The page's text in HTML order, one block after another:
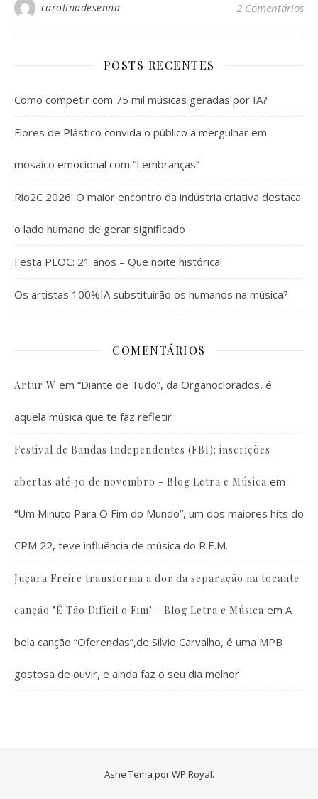
carolinadesenna 2 Comentários
POSTS RECENTES
Como competir com 75 mil músicas geradas por IA?
Flores de Plástico convida o público a mergulhar em
mosaico emocional com “Lembranças”
Rio2C 2026: O maior encontro da indústria criativa destaca
o lado humano de gerar significado
Festa PLOC: 21 anos – Que noite histórica!
Os artistas 100%IA substituirão os humanos na música?
COMENTÁRIOS
Artur W em “Diante de Tudo”, da Organoclorados, é
aquela música que te faz refletir
Festival de Bandas Independentes (FBI): inscrições
abertas até 30 de novembro - Blog Letra e Música em
“Um Minuto Para O Fim do Mundo”, um dos maiores hits do
CPM 22, teve influência de música do R.E.M.
Juçara Freire transforma a dor da separação na tocante
canção "É Tão Difícil o Fim" - Blog Letra e Música em A
bela canção “Oferendas”,de Silvio Carvalho, é uma MPB
gostosa de ouvir, e ainda faz o seu dia melhor
Ashe Tema porWP Royal.